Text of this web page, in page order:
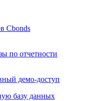
Cbonds
по отчетности
демо-доступ
базу данных